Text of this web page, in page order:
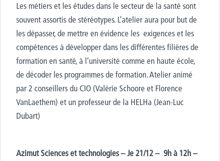
Les métiers et les études dans le secteur de la santé sont
souvent assortis de stéréotypes. L’atelier aura pour but de
les dépasser, de mettre en évidence les exigences et les
compétences à développer dans les différentes filières de
formation en santé, à l’université comme en haute école,
de décoder les programmes de formation. Atelier animé
par 2 conseillers du CIO (Valérie Schoore et Florence
VanLaethem) et un professeur de la HELHa (Jean-Luc
Dubart)
Azimut Sciences et technologies – Je 21/12 – 9h à 12h –